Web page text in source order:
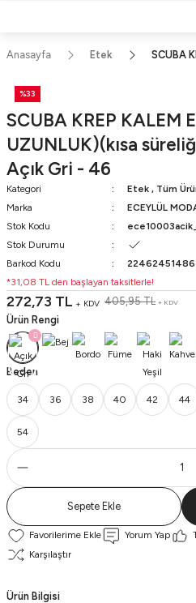
750TL ÜZERİ
Anasayfa Etek SCUBA
%33
SCUBA KREP KALEM
UZUNLUK)(kısa
Açık Gri - 46
Kategori Etek , Tüm
Marka
ECEYLÜL
Stok Kodu
Stok Durumu
Barkod Kodu
*31,08 TL den başlayan taksitlerle!
272,73 TL + KDV 405,95 TL + KDV
Ürün Rengi
Beden
34 36 38 40 42 44
54
Sepete Ekle
Yorum Yap
Karşılaştır
Ürün Bilgisi